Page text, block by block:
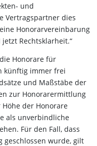
und
Vertragspartner dies
Honorarvereinbarung
Rechtsklarheit.“
Honorare für
künftig immer frei
und Maßstäbe der
zur Honorarermittlung
der Honorare
als unverbindliche
Für den Fall, dass
geschlossen wurde, gilt